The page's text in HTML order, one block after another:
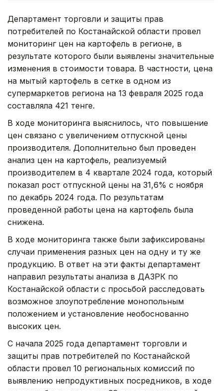
Департамент торговли и защиты прав
потребителей по Костанайской области провел
мониторинг цен на картофель в регионе, в
результате которого были выявлены значительные
изменения в стоимости товара. В частности, цена
на мытый картофель в сетке в одном из
супермаркетов региона на 13 февраля 2025 года
составляла 421 тенге.
В ходе мониторинга выяснилось, что повышение
цен связано с увеличением отпускной цены
производителя. Дополнительно был проведен
анализ цен на картофель, реализуемый
производителем в 4 квартале 2024 года, который
показал рост отпускной цены на 31,6% с ноября
по декабрь 2024 года. По результатам
проведенной работы цена на картофель была
снижена.
В ходе мониторинга также были зафиксированы
случаи применения разных цен на одну и ту же
продукцию. В ответ на эти факты департамент
направил результаты анализа в ДАЗРК по
Костанайской области с просьбой расследовать
возможное злоупотребление монопольным
положением и установление необоснованно
высоких цен.
С начала 2025 года департамент торговли и
защиты прав потребителей по Костанайской
области провел 10 региональных комиссий по
выявлению непродуктивных посредников, в ходе